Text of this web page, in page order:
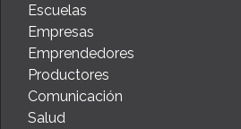
Escuelas
Empresas
Emprendedores
Productores
Comunicación
Salud